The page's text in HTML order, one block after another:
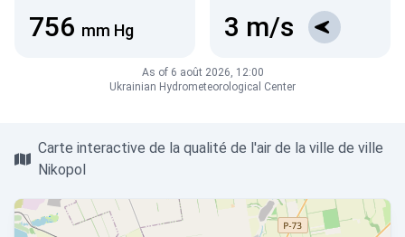
756 mm Hg 3 m/s
As of 6 août 2026, 12:00
Ukrainian Hydrometeorological Center
Carte interactive de la qualité de l'air de la ville de ville
Nikopol